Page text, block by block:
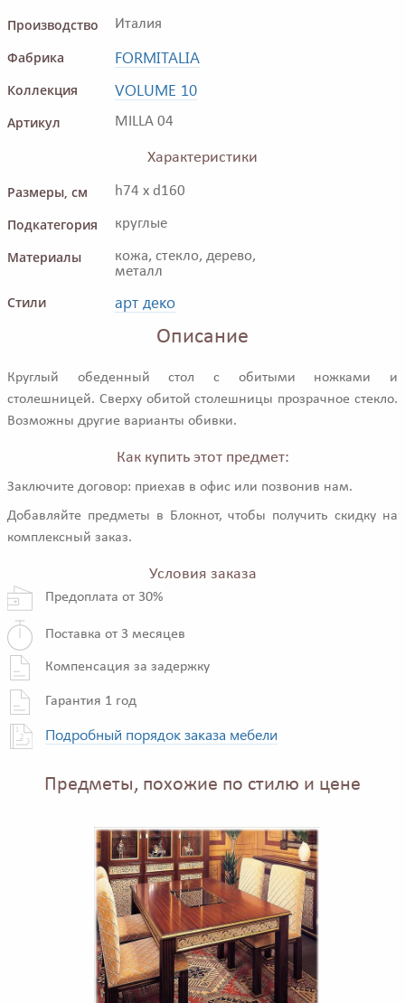
Производство
Италия
Фабрика FORMITALIA
Коллекция VOLUME 10
Артикул MILLA 04
Характеристики
Размеры, см
h74 x d160
Подкатегория круглые
Материалы
кожа, стекло, дерево,
металл
Стили арт деко
Описание
Круглый обеденный стол с обитыми ножками и
столешницей. Сверху обитой столешницы прозрачное стекло.
Возможны другие варианты обивки.
Как купить этот предмет:
Заключите договор: приехав в офис или позвонив нам.
Добавляйте предметы в Блокнот, чтобы получить скидку на
комплексный заказ.
Условия заказа
Предоплата от 30%
Поставка от 3 месяцев
Компенсация за задержку
Гарантия 1 год
Подробный порядок заказа мебели
Предметы, похожие по стилю и цене